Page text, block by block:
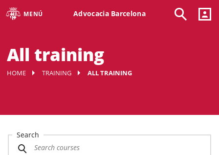
MENÚ Advocacia Barcelona
All training
HOME TRAINING ALL TRAINING
Search